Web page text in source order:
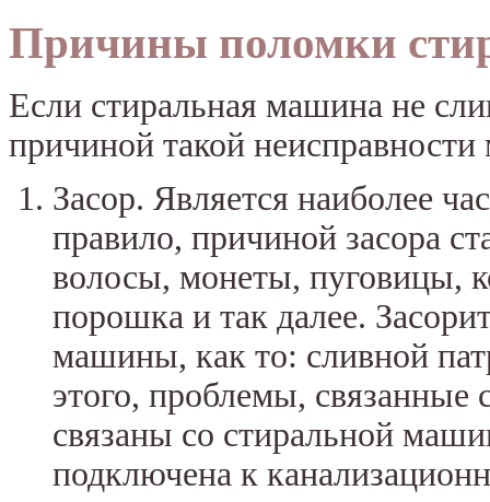
Причины поломки
Если стиральная машина не
причиной такой
Засор. Является наиболее
правило, причиной засора
волосы, монеты, пуговицы,
порошка и так далее.
машины, как то: сливной
этого, проблемы, связанные
связаны со стиральной
подключена к